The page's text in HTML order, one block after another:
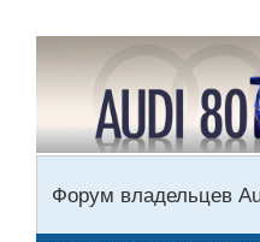
Форум владельцев